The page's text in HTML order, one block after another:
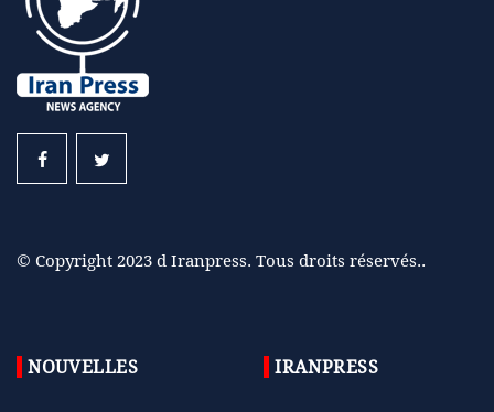
© Copyright 2023 d Iranpress. Tous droits réservés..
NOUVELLES IRANPRESS